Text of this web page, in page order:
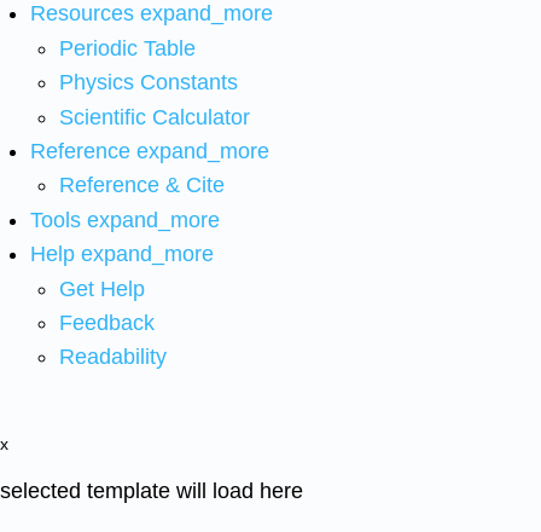
Resources expand_more
Periodic Table
Physics Constants
Scientific Calculator
Reference expand_more
Reference & Cite
Tools expand_more
Help expand_more
Get Help
Feedback
Readability
x
selected template will load here